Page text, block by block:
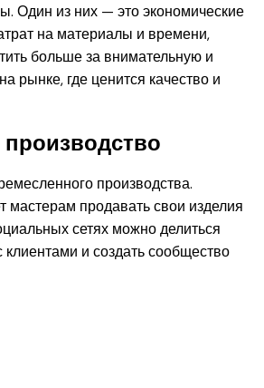
Один из них — это экономические
на материалы и времени,
больше за внимательную и
рынке, где ценится качество и
производства.
мастерам продавать свои изделия
сетях можно делиться
клиентами и создать сообщество